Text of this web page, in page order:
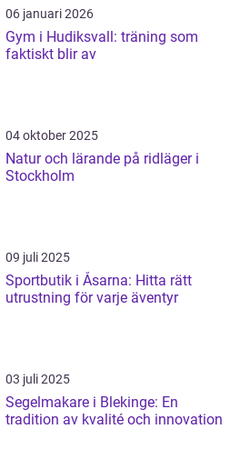
06 januari 2026
Gym i Hudiksvall: träning som
faktiskt blir av
04 oktober 2025
Natur och lärande på ridläger i
Stockholm
09 juli 2025
Sportbutik i Åsarna: Hitta rätt
utrustning för varje äventyr
03 juli 2025
Segelmakare i Blekinge: En
tradition av kvalité och innovation